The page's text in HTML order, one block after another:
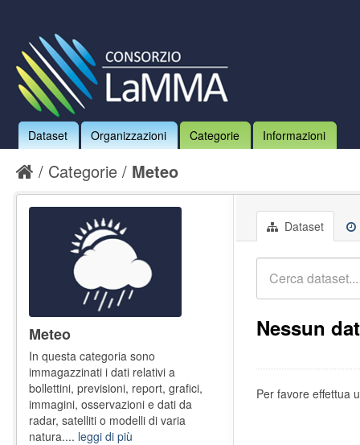
Dataset Organizzazioni Categorie Informazioni
Categorie Meteo
Dataset
Nessun
Per favore effettua
Meteo
In questa categoria sono
immagazzinati i dati relativi a
bollettini, previsioni, report, grafici,
immagini, osservazioni e dati da
radar, satelliti o modelli di varia
natura.... leggi di più